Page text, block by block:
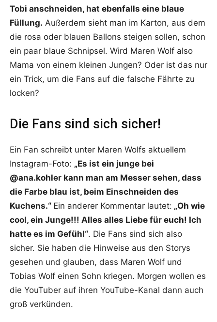
Tobi anschneiden, hat ebenfalls eine blaue
Füllung. Außerdem sieht man im Karton, aus dem
die rosa oder blauen Ballons steigen sollen, schon
ein paar blaue Schnipsel. Wird Maren Wolf also
Mama von einem kleinen Jungen? Oder ist das nur
ein Trick, um die Fans auf die falsche Fährte zu
locken?
Die Fans sind sich sicher!
Ein Fan schreibt unter Maren Wolfs aktuellem
Instagram-Foto: „Es ist ein junge bei
@ana.kohler kann man am Messer sehen, dass
die Farbe blau ist, beim Einschneiden des
Kuchens.“ Ein anderer Kommentar lautet: „Oh wie
cool, ein Junge!!! Alles alles Liebe für euch! Ich
hatte es im Gefühl“. Die Fans sind sich also
sicher. Sie haben die Hinweise aus den Storys
gesehen und glauben, dass Maren Wolf und
Tobias Wolf einen Sohn kriegen. Morgen wollen es
die YouTuber auf ihren YouTube-Kanal dann auch
groß verkünden.